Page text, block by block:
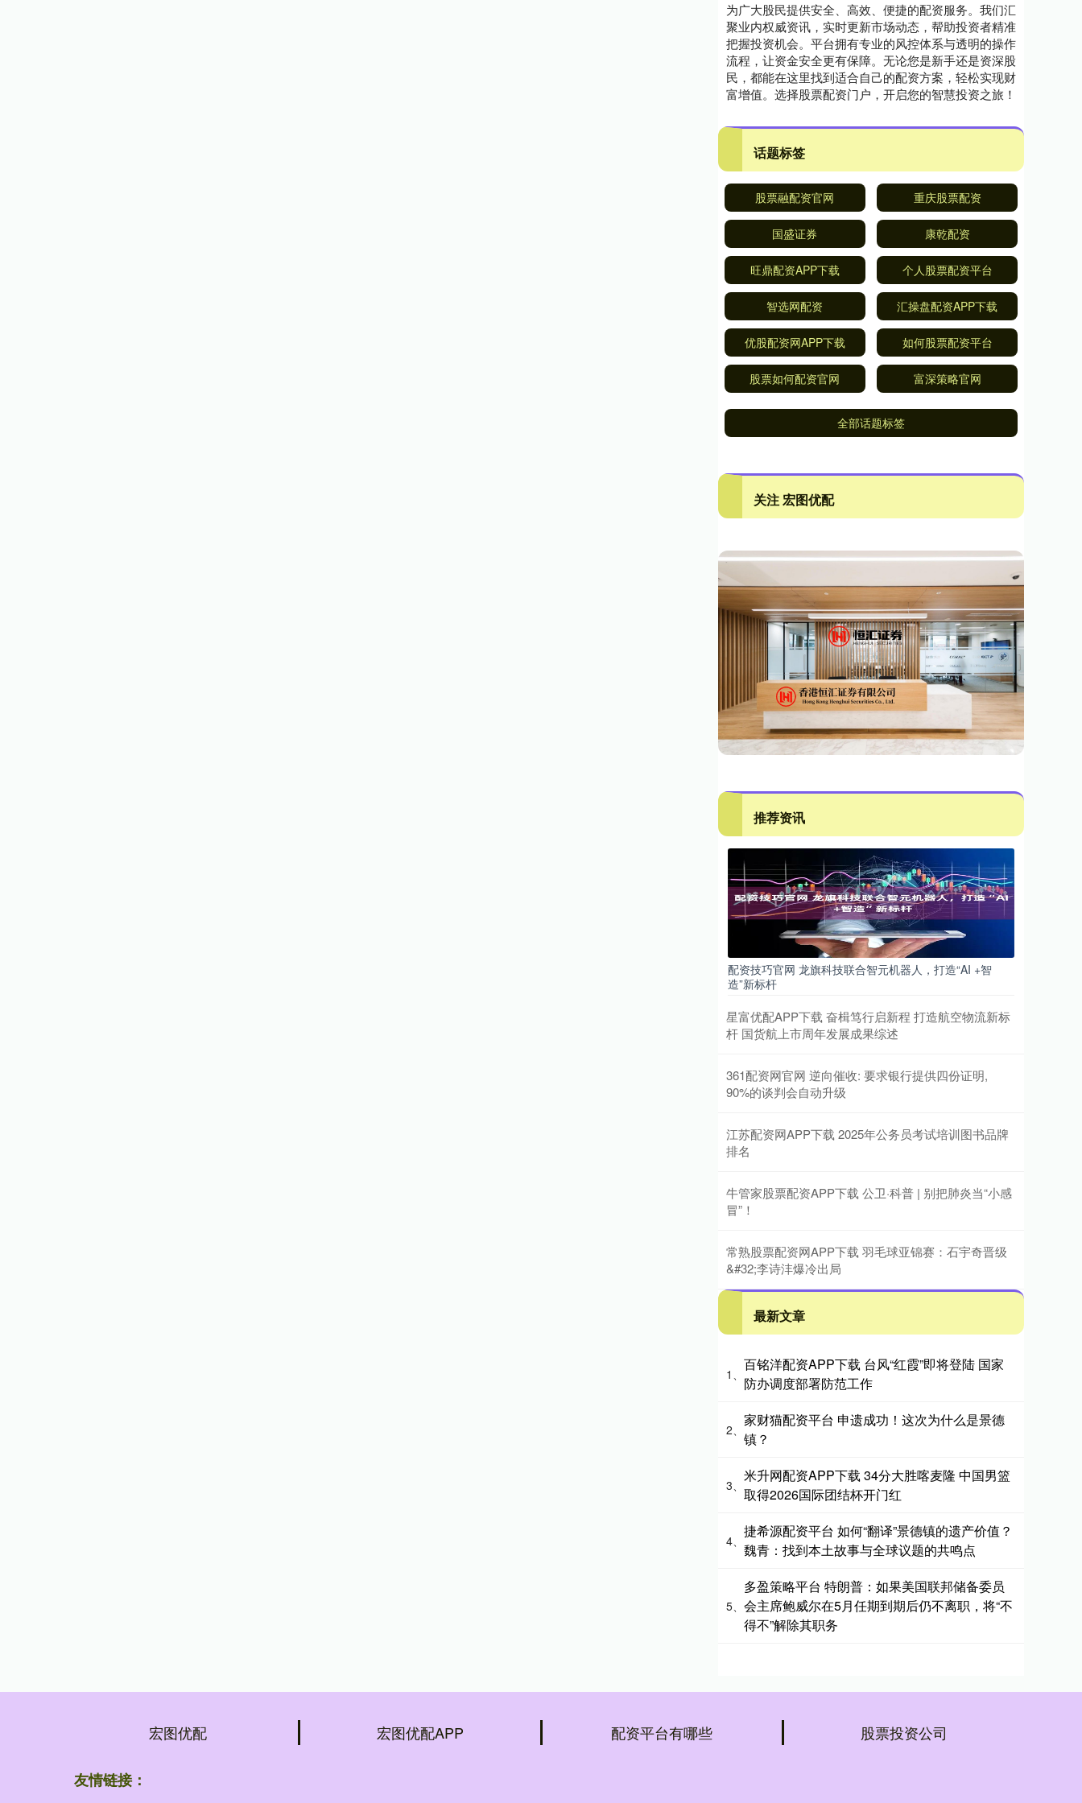
为广大股民提供安全、高效、便捷的配资服务。我们汇
聚业内权威资讯，实时更新市场动态，帮助投资者精准
把握投资机会。平台拥有专业的风控体系与透明的操作
流程，让资金安全更有保障。无论您是新手还是资深股
民，都能在这里找到适合自己的配资方案，轻松实现财
富增值。选择股票配资门户，开启您的智慧投资之旅！
话题标签
股票融配资官网 重庆股票配资
国盛证券 康乾配资
旺鼎配资APP下载 个人股票配资平台
智选网配资 汇操盘配资APP下载
优股配资网APP下载 如何股票配资平台
股票如何配资官网 富深策略官网
全部话题标签
关注 宏图优配
推荐资讯
配资技巧官网 龙旗科技联合智元机器人，打造“AI +智
造”新标杆
星富优配APP下载 奋楫笃行启新程 打造航空物流新标
杆 国货航上市周年发展成果综述
361配资网官网 逆向催收: 要求银行提供四份证明,
90%的谈判会自动升级
江苏配资网APP下载 2025年公务员考试培训图书品牌
排名
牛管家股票配资APP下载 公卫·科普 | 别把肺炎当“小感
冒”！
常熟股票配资网APP下载 羽毛球亚锦赛：石宇奇晋级
&#32;李诗沣爆冷出局
最新文章
1、
百铭洋配资APP下载 台风“红霞”即将登陆 国家
防办调度部署防范工作
2、
家财猫配资平台 申遗成功！这次为什么是景德
镇？
3、
米升网配资APP下载 34分大胜喀麦隆 中国男篮
取得2026国际团结杯开门红
4、
捷希源配资平台 如何“翻译”景德镇的遗产价值？
魏青：找到本土故事与全球议题的共鸣点
5、
多盈策略平台 特朗普：如果美国联邦储备委员
会主席鲍威尔在5月任期到期后仍不离职，将“不
得不”解除其职务
宏图优配 宏图优配APP 配资平台有哪些 股票投资公司
友情链接：